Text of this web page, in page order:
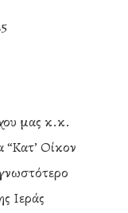
μας κ.κ.
Οίκον
Ιεράς